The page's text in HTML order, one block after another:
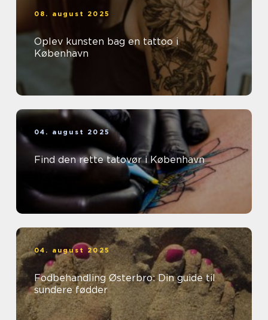
08. august 2025
Oplev kunsten bag en tattoo i
København
04. august 2025
Find den rette tatovør i København
04. august 2025
Fodbehandling Østerbro: Din guide til
sundere fødder